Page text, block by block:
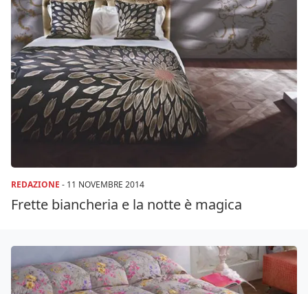
REDAZIONE - 11 NOVEMBRE 2014
Frette biancheria e la notte è magica